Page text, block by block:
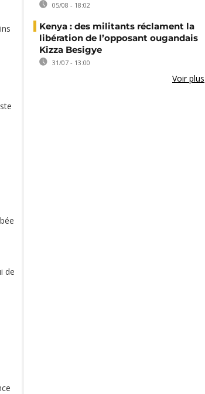
de
05/08 - 18:02
Kenya : des militants réclament la
libération de l’opposant ougandais
Kizza Besigye
31/07 - 13:00
Voir plus